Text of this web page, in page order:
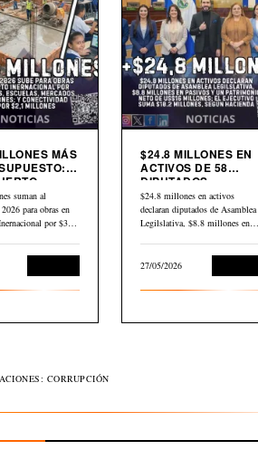
MÁS
Y
suman al
para obras en
por $30,2
$24.8 MILLONES EN
ACTIVOS DE 58
DIPUTADOS
DECLARADOS EN
HACIENDA
$24.8 millones en activos
declaran diputados de Asamblea
Legilslativa, $8.8 millones en
27/05/2026
CORRUPCIÓN